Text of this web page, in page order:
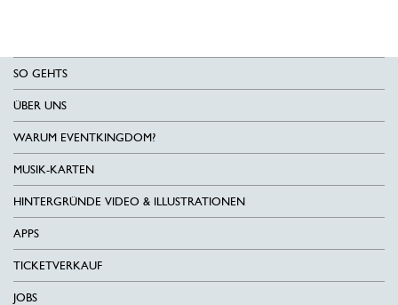
SO GEHTS
ÜBER UNS
WARUM EVENTKINGDOM?
MUSIK-KARTEN
HINTERGRÜNDE VIDEO & ILLUSTRATIONEN
APPS
TICKETVERKAUF
JOBS